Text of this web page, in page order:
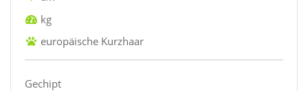
kg
europäische Kurzhaar
Gechipt